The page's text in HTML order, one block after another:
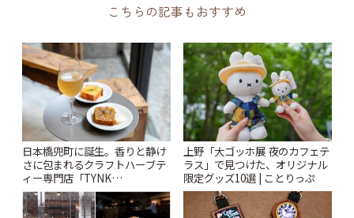
こちらの記事もおすすめ
日本橋兜町に誕生。香りと静け
さに包まれるクラフトハーブテ
ィー専門店「TYNK
Kabutocho」 | ことりっぷ
上野「大ゴッホ展 夜のカフェテ
ラス」で見つけた、オリジナル
限定グッズ10選 | ことりっぷ